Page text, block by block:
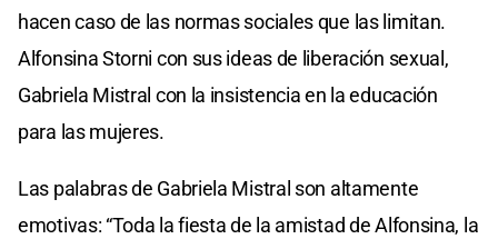
hacen caso de las normas sociales que las limitan.
Alfonsina Storni con sus ideas de liberación sexual,
Gabriela Mistral con la insistencia en la educación
para las mujeres.
Las palabras de Gabriela Mistral son altamente
emotivas: “Toda la fiesta de la amistad de Alfonsina, la